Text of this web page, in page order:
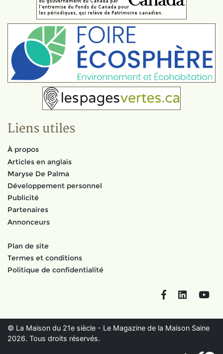
Liens utiles
À propos
Articles en anglais
Maryse De Palma
Développement personnel
Publicité
Partenaires
Annonceurs
Plan de site
Termes et conditions
Politique de confidentialité
FacebookLinkedIn
© La Maison du 21e siècle - Le Magazine de la Maison Saine
2026. Tous droits réservés.